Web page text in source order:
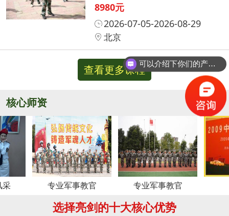
8980元
2026-07-05-2026-08-29
北京
查看更多课程
核心师资 更多
专业军事教官 专业军事教官
选择亮剑的十大核心优势
你们是怎么收费的呢？